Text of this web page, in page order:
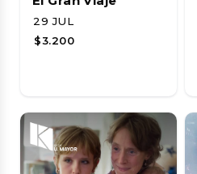
29 JUL
$3.200